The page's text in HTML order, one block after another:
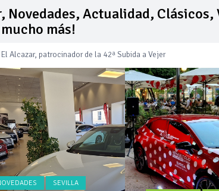
sobre
el
motor,
Novedades,
Actualidad,
Clásicos,
Venta,
Pruebas,
Entrevistas,
Vídeos
y
mucho
más!
Novedades, Actualidad, Clásicos,
más!
Alcazar, patrocinador de la 42ª Subida a Vejer
mejoras en la A381 por Los Barrios
su flota de vehículos de manos de Cadimar
SEVILLA